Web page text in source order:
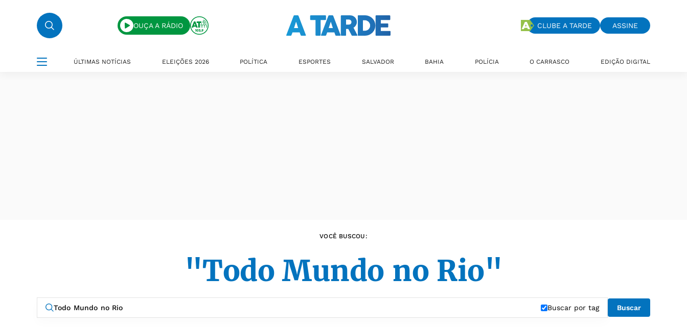
OUÇA A RÁDIO CLUBE A TARDE ASSINE
ÚLTIMAS NOTÍCIAS ELEIÇÕES 2026 POLÍTICA ESPORTES SALVADOR BAHIA POLÍCIA O CARRASCO EDIÇÃO DIGITAL
VOCÊ BUSCOU:
"Todo Mundo no Rio"
Buscar por tag Buscar